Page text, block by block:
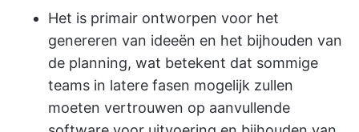
Het is primair ontworpen voor het
genereren van ideeën en het bijhouden van
de planning, wat betekent dat sommige
teams in latere fasen mogelijk zullen
moeten vertrouwen op aanvullende